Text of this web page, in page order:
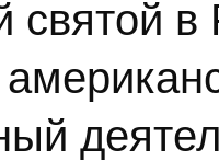
святой в